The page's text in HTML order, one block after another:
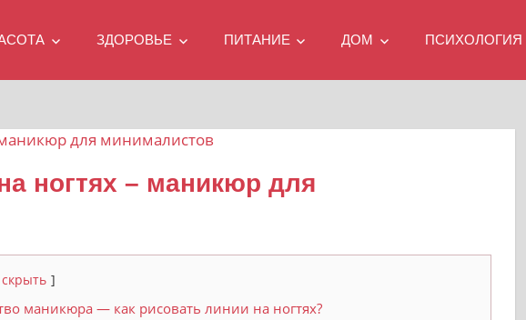
ЗДОРОВЬЕ ПИТАНИЕ ДОМ ПСИХОЛОГИЯ
ногтях – маникюр для
скрыть
маникюра — как рисовать линии на ногтях?